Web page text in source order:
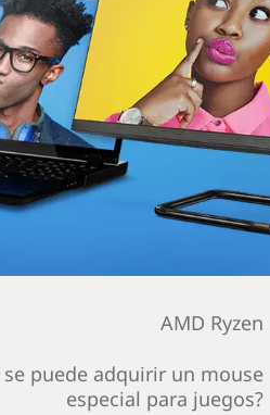
AMD Ryzen
se puede adquirir un mouse
especial para juegos?